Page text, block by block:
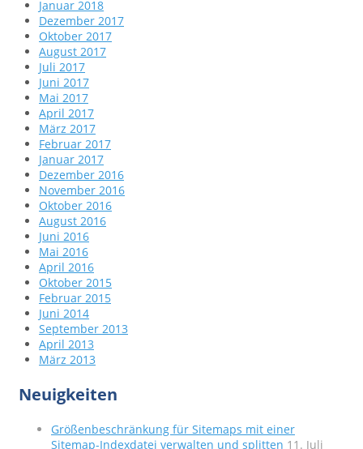
Januar 2018
Dezember 2017
Oktober 2017
August 2017
Juli 2017
Juni 2017
Mai 2017
April 2017
März 2017
Februar 2017
Januar 2017
Dezember 2016
November 2016
Oktober 2016
August 2016
Juni 2016
Mai 2016
April 2016
Oktober 2015
Februar 2015
Juni 2014
September 2013
April 2013
März 2013
Neuigkeiten
Größenbeschränkung für Sitemaps mit einer
Sitemap-Indexdatei verwalten und splitten 11. Juli